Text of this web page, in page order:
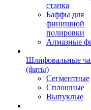
станка
Баффы для
финишной
полировки
Алмазные
Шлифовальные
(фаты)
Сегментные
Сплошные
Выпуклые